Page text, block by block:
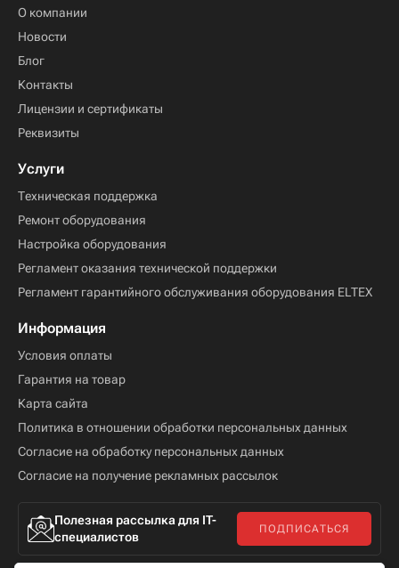
О компании
Новости
Блог
Контакты
Лицензии и сертификаты
Реквизиты
Услуги
Техническая поддержка
Ремонт оборудования
Настройка оборудования
Регламент оказания технической поддержки
Регламент гарантийного обслуживания оборудования ELTEX
Информация
Условия оплаты
Гарантия на товар
Карта сайта
Политика в отношении обработки персональных данных
Согласие на обработку персональных данных
Согласие на получение рекламных рассылок
Полезная рассылка для IT-
специалистов
ПОДПИСАТЬСЯ